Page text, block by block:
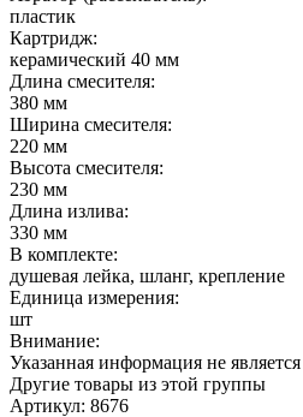
пластик
Картридж:
керамический 40 мм
Длина смесителя:
380 мм
Ширина смесителя:
220 мм
Высота смесителя:
230 мм
Длина излива:
330 мм
В комплекте:
душевая лейка, шланг, крепление
Единица измерения:
шт
Внимание:
Указанная информация не
Другие товары из этой группы
Артикул: 8676